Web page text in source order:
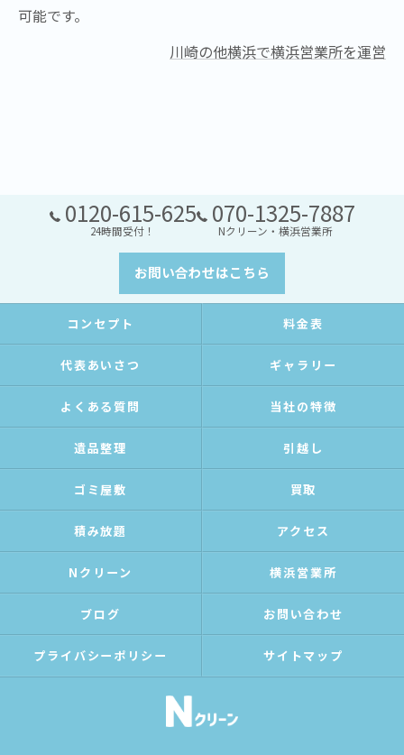
可能です。
川崎の他横浜で横浜営業所を運営
0120-615-625
24時間受付！
070-1325-7887
Nクリーン・横浜営業所
お問い合わせはこちら
コンセプト 料金表
代表あいさつ ギャラリー
よくある質問 当社の特徴
遺品整理 引越し
ゴミ屋敷 買取
積み放題 アクセス
Nクリーン 横浜営業所
ブログ お問い合わせ
プライバシーポリシー サイトマップ